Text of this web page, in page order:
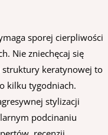
sporej cierpliwości
Nie zniechęcaj się
struktury keratynowej to
kilku tygodniach.
stylizacji
podcinaniu